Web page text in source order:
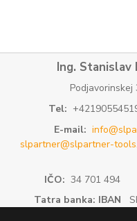
Ing.
Tel:
E-mail:
slpartner@slpartner-
IČO: 34 701
Tatra banka: IBAN